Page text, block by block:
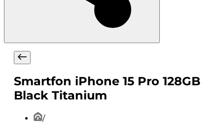
Smartfon iPhone 15 Pro 128GB
Black Titanium
/